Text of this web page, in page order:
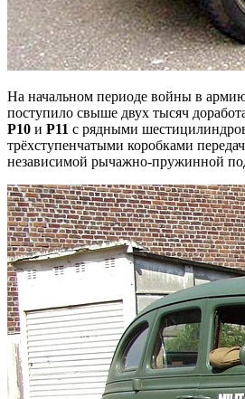
На начальном периоде войны в
поступило свыше двух тысяч
Р10 и Р11 с рядными
трёхступенчатыми коробками
независимой рычажно-пружинной